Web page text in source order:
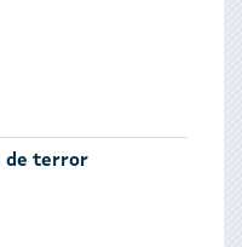
de terror